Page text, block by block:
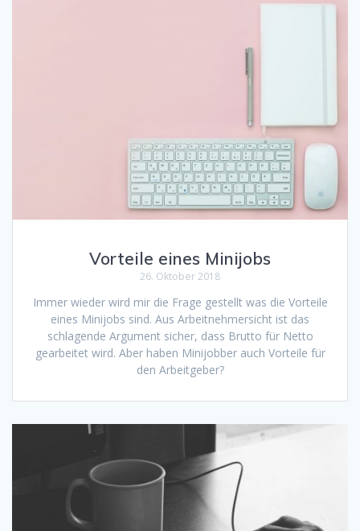
Vorteile eines Minijobs
26. Oktober 2018
Immer wieder wird mir die Frage gestellt was die Vorteile
eines Minijobs sind. Aus Arbeitnehmersicht ist das
schlagende Argument sicher, dass Brutto für Netto
gearbeitet wird. Aber haben Minijobber auch Vorteile für
den Arbeitgeber?